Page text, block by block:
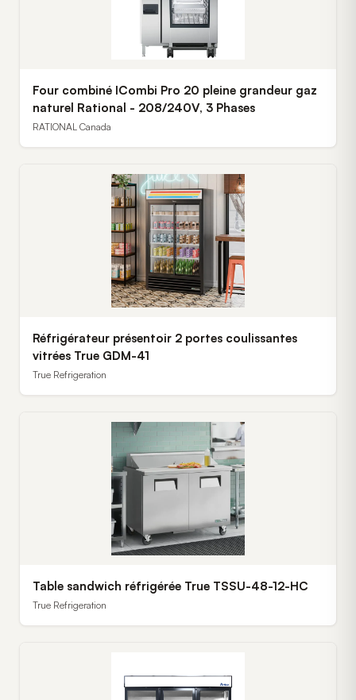
Four combiné ICombi Pro 20 pleine grandeur gaz
naturel Rational - 208/240V, 3 Phases
RATIONAL Canada
Réfrigérateur présentoir 2 portes coulissantes
vitrées True GDM-41
True Refrigeration
Table sandwich réfrigérée True TSSU-48-12-HC
True Refrigeration